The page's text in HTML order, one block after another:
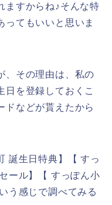
ますからね♪そんな特
ってもいいと思いま
、その理由は、私の
日を登録しておくこ
ドなどが貰えたから
誕生日特典】【 すっ
ール】【 すっぽん小
う感じで調べてみる